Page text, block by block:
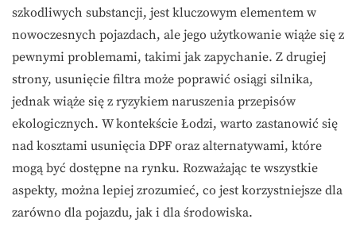
szkodliwych substancji, jest kluczowym elementem w
nowoczesnych pojazdach, ale jego użytkowanie wiąże się z
pewnymi problemami, takimi jak zapychanie. Z drugiej
strony, usunięcie filtra może poprawić osiągi silnika,
jednak wiąże się z ryzykiem naruszenia przepisów
ekologicznych. W kontekście Łodzi, warto zastanowić się
nad kosztami usunięcia DPF oraz alternatywami, które
mogą być dostępne na rynku. Rozważając te wszystkie
aspekty, można lepiej zrozumieć, co jest korzystniejsze dla
zarówno dla pojazdu, jak i dla środowiska.